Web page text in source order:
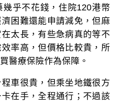
乎不花錢，住院120港幣
困難還能申請減免，但麻
太長，有些急病真的等不
率高，但價格比較貴，所
醫療保險作為保障。
車很貴，但乘坐地鐵很方
在手，全程通行；不過該